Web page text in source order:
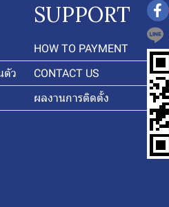
ตัว
SUPPORT
HOW TO PAYMENT
CONTACT US
ผลงานการติดตั้ง